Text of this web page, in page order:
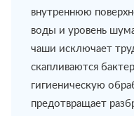
внутреннюю
воды и уровень
чаши исключает
скапливаются
гигиеническую
предотвращает